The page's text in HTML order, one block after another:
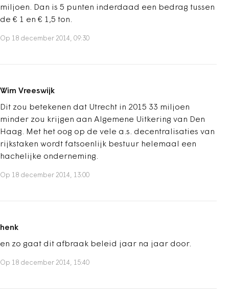
miljoen. Dan is 5 punten inderdaad een bedrag tussen
de € 1 en € 1,5 ton.
Op 18 december 2014, 09:30
Wim Vreeswijk
Dit zou betekenen dat Utrecht in 2015 33 miljoen
minder zou krijgen aan Algemene Uitkering van Den
Haag. Met het oog op de vele a.s. decentralisaties van
rijkstaken wordt fatsoenlijk bestuur helemaal een
hachelijke onderneming.
Op 18 december 2014, 13:00
henk
en zo gaat dit afbraak beleid jaar na jaar door.
Op 18 december 2014, 15:40